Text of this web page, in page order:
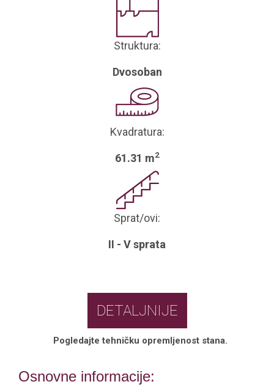
Struktura:
Dvosoban
Kvadratura:
61.31 m2
Sprat/ovi:
II - V sprata
DETALJNIJE
Pogledajte tehničku opremljenost stana.
Osnovne informacije: